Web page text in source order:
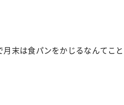
末は食パンをかじるなんてこと